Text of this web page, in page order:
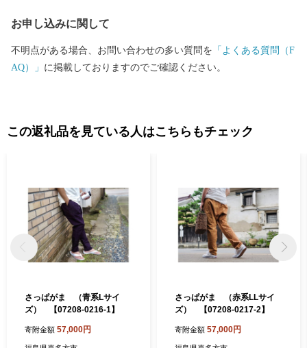
お申し込みに関して
不明点がある場合、お問い合わせの多い質問を 「よくある質問（F
AQ）」 に掲載しておりますのでご確認ください。
この返礼品を見ている人はこちらもチェック
さっぱがま （青系Lサイ
ズ） 【07208-0216-1】
寄附金額 57,000円
さっぱがま （赤系LLサイ
ズ） 【07208-0217-2】
寄附金額 57,000円